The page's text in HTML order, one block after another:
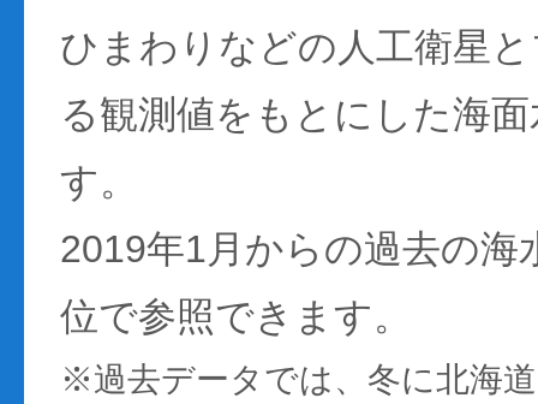
ひまわりなどの人工衛星
る観測値をもとにした海
す。
2019年1月からの過去の海
位で参照できます。
※過去データでは、冬に北海